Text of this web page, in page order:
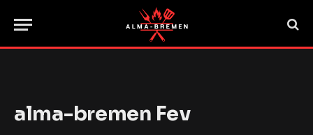
alma-bremen Fev